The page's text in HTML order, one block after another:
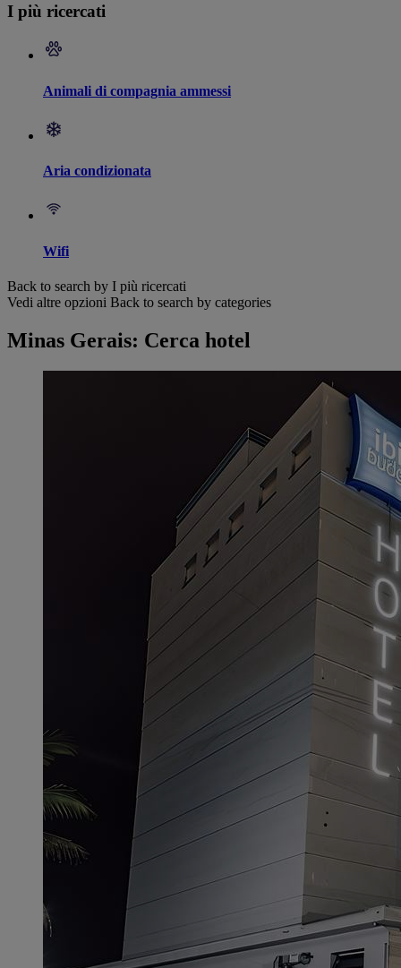
I più ricercati
Animali di compagnia ammessi
Aria condizionata
Wifi
Back to search by I più ricercati
Vedi altre opzioni Back to search by categories
Minas Gerais: Cerca hotel